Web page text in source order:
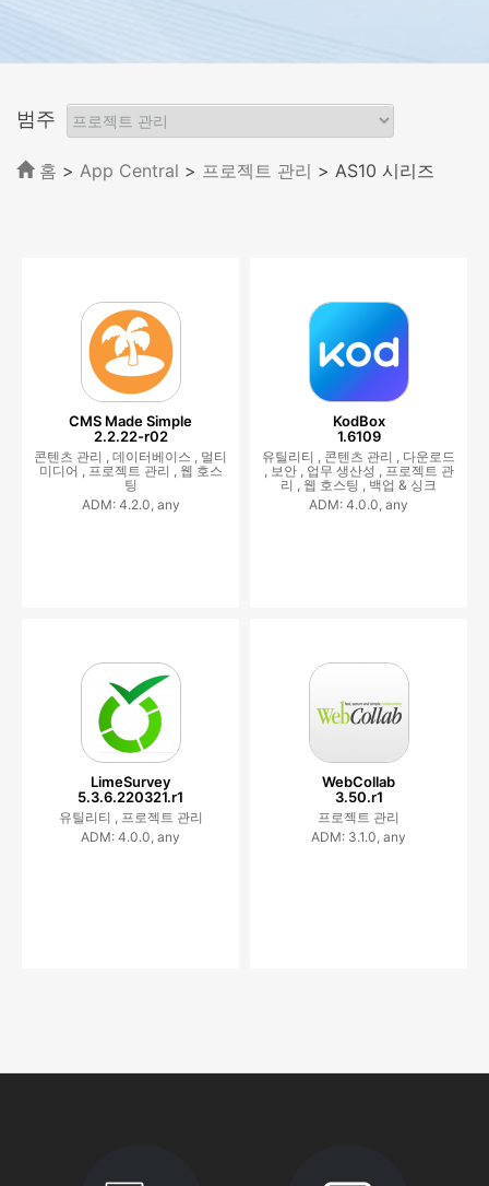
범주
홈 > App Central > 프로젝트 관리 > AS10 시리즈
CMS Made Simple
2.2.22-r02
콘텐츠 관리 , 데이터베이스 , 멀티
미디어 , 프로젝트 관리 , 웹 호스
팅
ADM: 4.2.0, any
KodBox
1.6109
유틸리티 , 콘텐츠 관리 , 다운로드
보안 , 업무 생산성 , 프로젝트 관
리 , 웹 호스팅 , 백업 & 싱크
ADM: 4.0.0, any
LimeSurvey
5.3.6.220321.r1
유틸리티 , 프로젝트 관리
ADM: 4.0.0, any
WebCollab
3.50.r1
프로젝트 관리
ADM: 3.1.0, any